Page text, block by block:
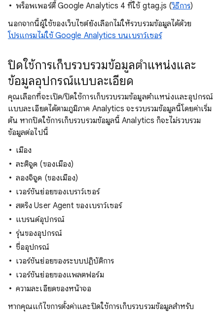
พร็อพเพอร์ตี้ Google Analytics 4 ที่ใช้ gtag.js (วิธีการ)
นอกจากนี้ผู้ใช้ของเว็บไซต์ยังเลือกไม่ให้รวบรวมข้อมูลได้ด้วย
โปรแกรมไม่ใช้ Google Analytics บนเบราว์เซอร์
ปิดใช้การเก็บรวบรวมข้อมูลตําแหน่งและ
ข้อมูลอุปกรณ์แบบละเอียด
คุณเลือกที่จะเปิด/ปิดใช้การเก็บรวบรวมข้อมูลตําแหน่งและอุปกรณ์
แบบละเอียดได้ตามภูมิภาค Analytics จะรวบรวมข้อมูลนี้โดยค่าเริ่ม
ต้น หากปิดใช้การเก็บรวบรวมข้อมูลนี้ Analytics ก็จะไม่รวบรวม
ข้อมูลต่อไปนี้
เมือง
ละติจูด (ของเมือง)
ลองจิจูด (ของเมือง)
เวอร์ชันย่อยของเบราว์เซอร์
สตริง User Agent ของเบราว์เซอร์
แบรนด์อุปกรณ์
รุ่นของอุปกรณ์
ชื่ออุปกรณ์
เวอร์ชันย่อยของระบบปฏิบัติการ
เวอร์ชันย่อยของแพลตฟอร์ม
ความละเอียดของหน้าจอ
หากคุณแก้ไขการตั้งค่าและปิดใช้การเก็บรวบรวมข้อมูลสําหรับ